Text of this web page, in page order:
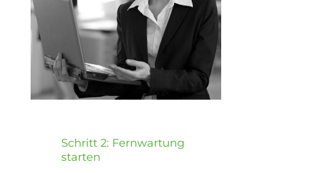
Schritt 2: Fernwartung
starten